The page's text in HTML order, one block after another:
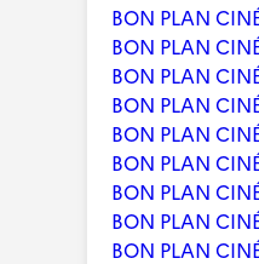
BON PLAN
BON PLAN
BON PLAN
BON PLAN
BON PLAN
BON PLAN
BON PLAN
BON PLAN
BON PLAN